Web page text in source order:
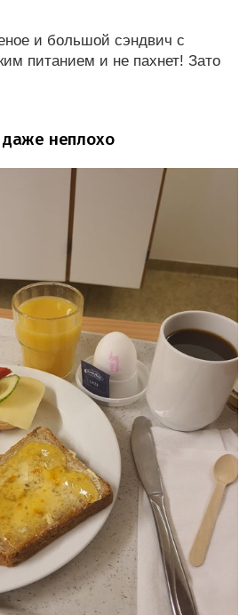
и большой сэндвич с
питанием и не пахнет! Зато
неплохо